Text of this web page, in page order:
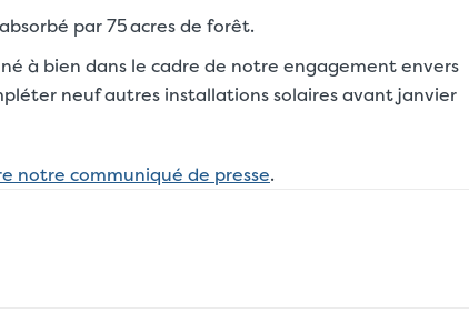
par 75 acres de forêt.
à bien dans le cadre de notre engagement envers
neuf autres installations solaires avant janvier
notre communiqué de presse.
cet article de blogue